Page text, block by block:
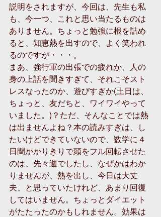
説明をされますが、今回は、先生も私
も、今一つ、これと思い当たるものは
ありません。ちょっと勉強に根を詰め
ると、知恵熱を出すので、よく笑われ
るのですが・・・。
まあ、強行軍の出張での疲れか、人の
身の上話を聞きすぎて、それこそスト
レスなったのか、遊びすぎか(土日は、
ちょっと、友だちと、ワイワイやって
いました。)？ただ、そんなことでは熱
は出ませんよね？本の読みすぎは、し
たいけどできていないので、数学に４
日間かかりきりで頭をフル回転させた
のは、先々週でしたし、なぜかはわか
りませんが、熱を出し、今日は大丈
夫、と思っていたけれど、あまり回復
してはいません。ちょっとダイエット
がたたったのかもしれません。効果は